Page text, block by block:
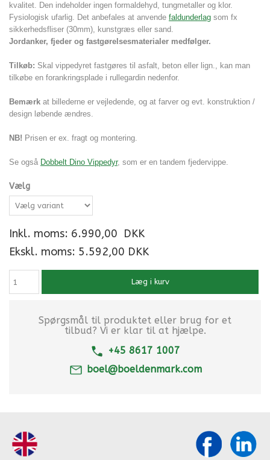
kvalitet. Den indeholder ingen formaldehyd, tungmetaller og klor.
Fysiologisk ufarlig. Det anbefales at anvende faldunderlag som fx
sikkerhedsfliser (30mm), kunstgræs eller sand.
Jordanker, fjeder og fastgørelsesmaterialer medfølger.
Tilkøb: Skal vippedyret fastgøres til asfalt, beton eller lign., kan man
tilkøbe en forankringsplade i rullegardin nedenfor.
Bemærk at billederne er vejledende, og at farver og evt. konstruktion /
design løbende ændres.
NB! Prisen er ex. fragt og montering.
Se også Dobbelt Dino Vippedyr, som er en tandem fjedervippe.
Vælg
Inkl. moms: 6.990,00 DKK
Ekskl. moms: 5.592,00 DKK
Læg i kurv
Spørgsmål til produktet eller brug for et
tilbud? Vi er klar til at hjælpe.
+45 8617 1007
boel@boeldenmark.com